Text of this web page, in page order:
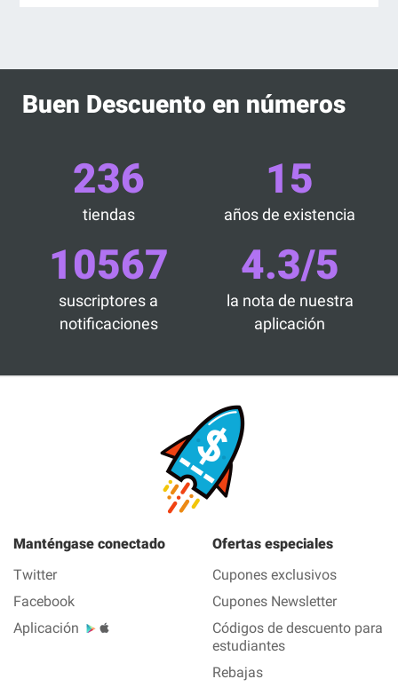
Buen Descuento en números
236
tiendas
15
años de existencia
10567
suscriptores a
notificaciones
4.3/5
la nota de nuestra
aplicación
Manténgase conectado
Twitter
Facebook
Aplicación
Ofertas especiales
Cupones exclusivos
Cupones Newsletter
Códigos de descuento para
estudiantes
Rebajas